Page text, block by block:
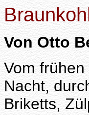
Von Otto
Vom
Nacht,
Briketts,